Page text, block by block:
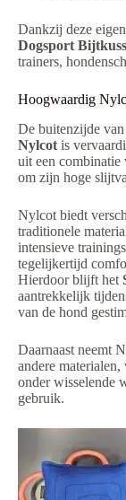
Dankzij deze
Dogsport
trainers,
Hoogwaardig
De buitenzijde
Nylcot is
uit een combinatie
om zijn hoge
Nylcot biedt
traditionele
intensieve
tegelijkertijd
Hierdoor blijft het
aantrekkelijk
van de hond
Daarnaast neemt
andere
onder wisselende
gebruik.